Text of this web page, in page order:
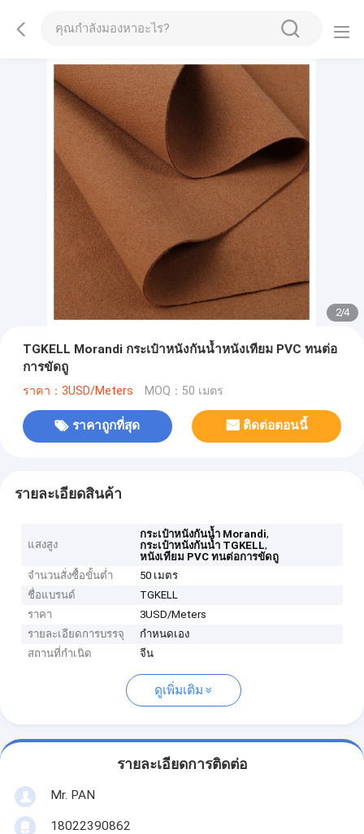
2/4
TGKELL Morandi กระเป๋าหนังกันน้ำหนังเทียม PVC ทนต่อ
การขัดถู
ราคา：3USD/Meters MOQ：50 เมตร
ราคาถูกที่สุด ติดต่อตอนนี้
รายละเอียดสินค้า
แสงสูง
กระเป๋าหนังกันน้ำ Morandi,
กระเป๋าหนังกันน้ำ TGKELL,
หนังเทียม PVC ทนต่อการขัดถู
จำนวนสั่งซื้อขั้นต่ำ
50 เมตร
ชื่อแบรนด์
TGKELL
ราคา
3USD/Meters
รายละเอียดการบรรจุ
กำหนดเอง
สถานที่กำเนิด
จีน
ดูเพิ่มเติม
รายละเอียดการติดต่อ
Mr. PAN
18022390862